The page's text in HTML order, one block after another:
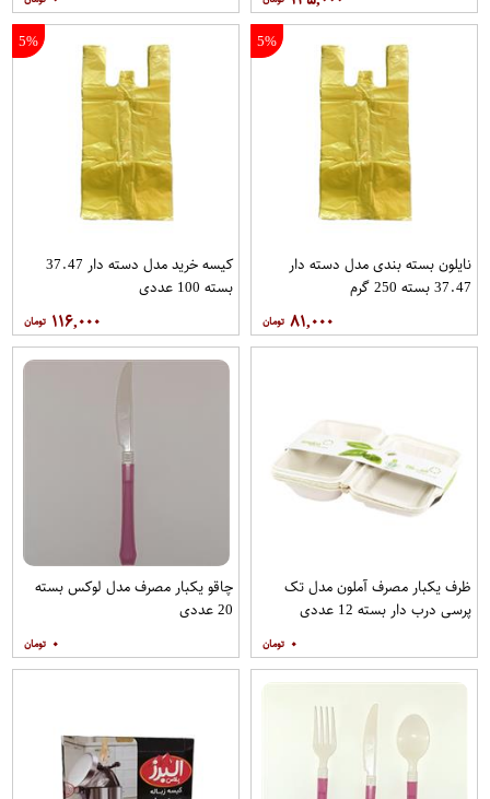
5%
نایلون بسته بندی مدل دسته دار
37.47 بسته 250 گرم
۸۱,۰۰۰
5%
کیسه خرید مدل دسته دار 37.47
بسته 100 عددی
۱۱۶,۰۰۰
ظرف یکبار مصرف آملون مدل تک
پرسی درب دار بسته 12 عددی
۰
چاقو یکبار مصرف مدل لوکس بسته
20 عددی
۰